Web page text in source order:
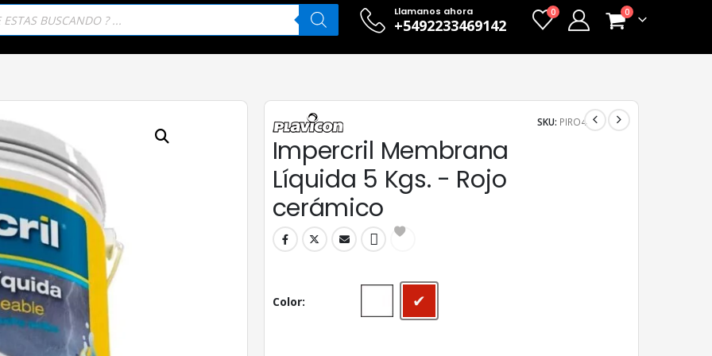
Llamanos ahora
+5492233469142
0 0
Impercril Membrana
Líquida 5 Kgs. - Rojo
cerámico
SKU: PIRO4
Color Rojo cerámico